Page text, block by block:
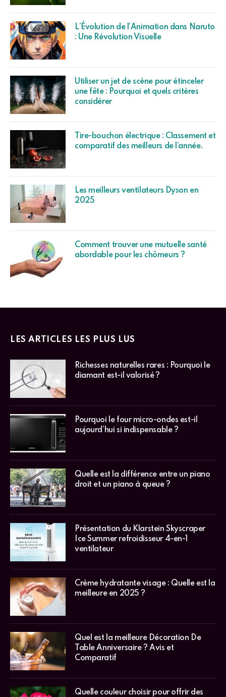
L’Évolution de l’Animation dans Naruto
: Une Révolution Visuelle
Utiliser un jet de scène pour étinceler
une fête : Pourquoi et quels critères
considérer
Tire-bouchon électrique : Classement et
comparatif des meilleurs de l’année.
Les meilleurs ventilateurs Dyson en
2025
Comment trouver une mutuelle santé
abordable pour les chômeurs ?
LES ARTICLES LES PLUS LUS
Richesses naturelles rares : Pourquoi le
diamant est-il valorisé ?
Pourquoi le four micro-ondes est-il
aujourd’hui si indispensable ?
Quelle est la différence entre un piano
droit et un piano à queue ?
Présentation du Klarstein Skyscraper
Ice Summer refroidisseur 4-en-1
ventilateur
Crème hydratante visage : Quelle est la
meilleure en 2025 ?
Quel est la meilleure Décoration De
Table Anniversaire ? Avis et
Comparatif
Quelle couleur choisir pour offrir des